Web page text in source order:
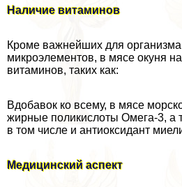
Наличие витаминов
Кроме важнейших для организма
микроэлементов, в мясе окуня
витаминов, таких как:
Вдобавок ко всему, в мясе
жирные поликислоты Омега-3, а
в том числе и антиоксидант
Медицинский аспект